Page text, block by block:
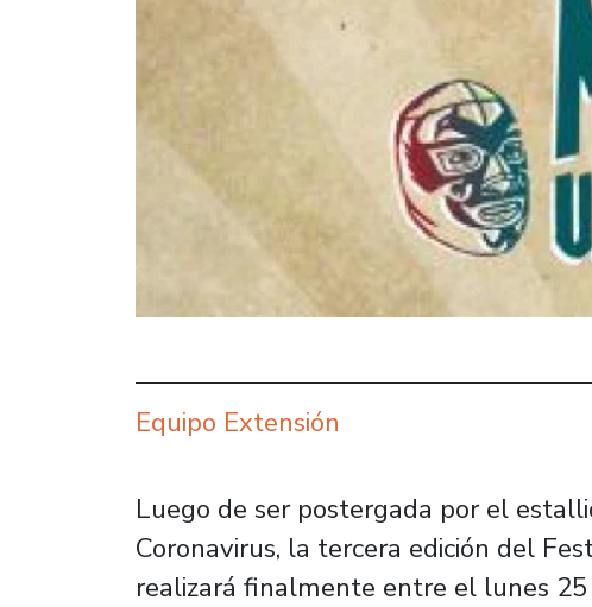
Equipo Extensión
Luego de ser postergada por el
Coronavirus, la tercera edición del
realizará finalmente entre el lunes